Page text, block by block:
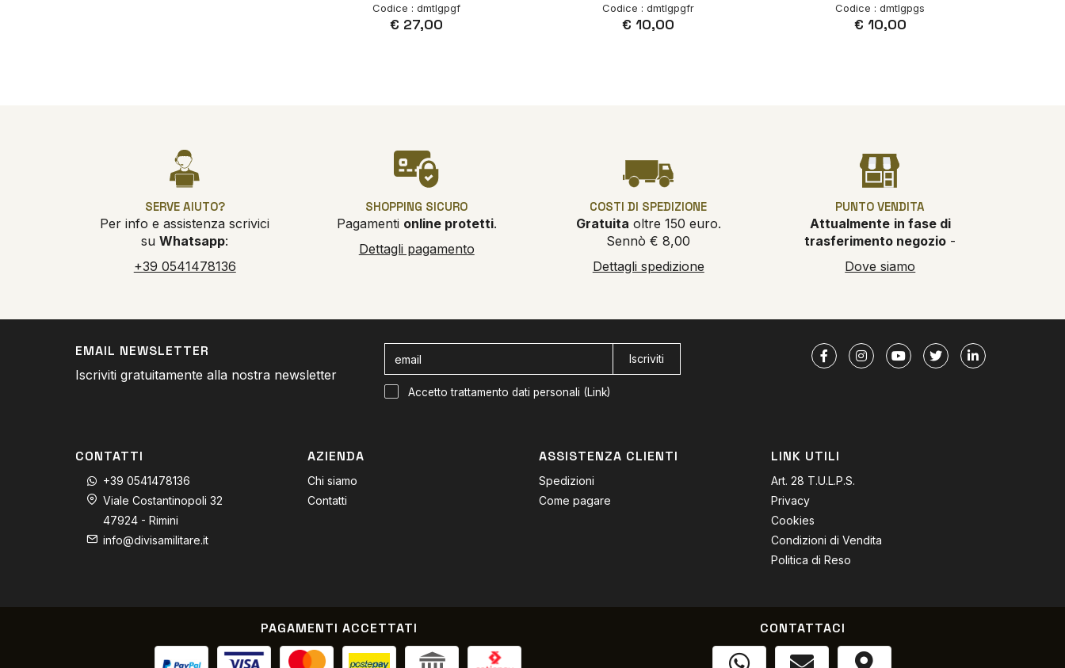
Codice : dmtlgpgf
€ 27,00
Codice : dmtlgpgfr
€ 10,00
Codice : dmtlgpgs
€ 10,00
SERVE AIUTO?
Per info e assistenza scrivici
suWhatsapp:
+39 0541478136
SHOPPING SICURO
Pagamenti online protetti.
Dettagli pagamento
COSTI DI SPEDIZIONE
Gratuita oltre 150 euro.
Sennò € 8,00
Dettagli spedizione
PUNTO VENDITA
Attualmente in fase di
trasferimento negozio -
Dove siamo
EMAIL NEWSLETTER
Iscriviti gratuitamente alla nostra newsletter
Iscriviti
Accetto trattamento dati personali (Link)
CONTATTI
+39 0541478136
Viale Costantinopoli 32
47924 - Rimini
info@divisamilitare.it
AZIENDA
Chi siamo
Contatti
ASSISTENZA CLIENTI
Spedizioni
Come pagare
LINK UTILI
Art. 28 T.U.L.P.S.
Privacy
Cookies
Condizioni di Vendita
Politica di Reso
PAGAMENTI ACCETTATI CONTATTACI